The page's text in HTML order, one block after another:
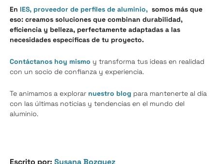
En IES, proveedor de perfiles de aluminio, somos más que
eso: creamos soluciones que combinan durabilidad,
eficiencia y belleza, perfectamente adaptadas a las
necesidades específicas de tu proyecto.
Contáctanos hoy mismo y transforma tus ideas en realidad
con un socio de confianza y experiencia.
Te animamos a explorar nuestro blog para mantenerte al día
con las últimas noticias y tendencias en el mundo del
aluminio.
Escrito por: Susana Bozquez